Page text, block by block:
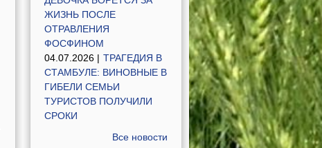
ЖИЗНЬ ПОСЛЕ
ОТРАВЛЕНИЯ
ФОСФИНОМ
04.07.2026 | ТРАГЕДИЯ В
СТАМБУЛЕ: ВИНОВНЫЕ В
ГИБЕЛИ СЕМЬИ
ТУРИСТОВ ПОЛУЧИЛИ
СРОКИ
Все новости